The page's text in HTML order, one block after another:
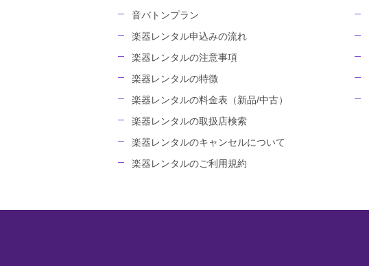
音バトンプラン
楽器レンタル申込みの流れ
楽器レンタルの注意事項
楽器レンタルの特徴
楽器レンタルの料金表（新品/中古）
楽器レンタルの取扱店検索
楽器レンタルのキャンセルについて
楽器レンタルのご利用規約